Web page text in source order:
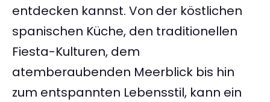
entdecken kannst. Von der köstlichen
spanischen Küche, den traditionellen
Fiesta-Kulturen, dem
atemberaubenden Meerblick bis hin
zum entspannten Lebensstil, kann ein